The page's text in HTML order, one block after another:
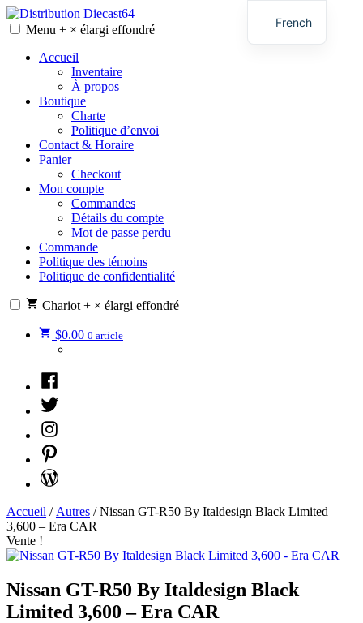
Skip
to
Distribution Diecast64
Une passion, un mode de vie.
Menu + × élargi effondré
Accueil
Inventaire
À propos
Boutique
Charte
Politique d’envoi
Contact & Horaire
Panier
Checkout
Mon compte
Commandes
Détails du compte
Mot de passe perdu
Commande
Politique des témoins
Politique de confidentialité
Chariot + × élargi effondré
$0.00 0 article
Facebook
Twitter
Instagram
Pinterest
WordPress
Accueil / Autres / Nissan GT-R50 By Italdesign Black Limited
3,600 – Era CAR
Vente !
Nissan GT-R50 By Italdesign Black
Limited 3,600 – Era CAR
French